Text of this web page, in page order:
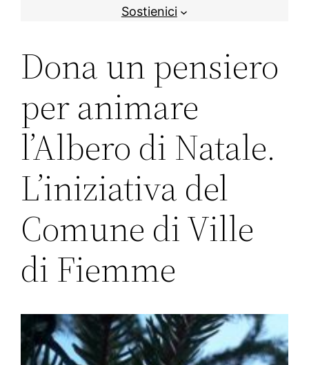
Sostienici
Dona un pensiero
per animare
l’Albero di Natale.
L’iniziativa del
Comune di Ville
di Fiemme